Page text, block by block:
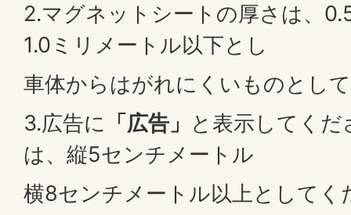
2.マグネットシートの厚さは、
1.0ミリメートル以下とし
車体からはがれにくいものとし
3.広告に 「広告」 と表示してく
は、縦5センチメートル
横8センチメートル以上としてく